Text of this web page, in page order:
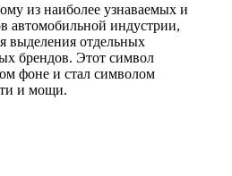
из наиболее узнаваемых и
автомобильной индустрии,
выделения отдельных
брендов. Этот символ
фоне и стал символом
и мощи.